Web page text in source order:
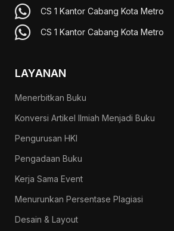
CS 1 Kantor Cabang Kota Metro
CS 1 Kantor Cabang Kota Metro
LAYANAN
Menerbitkan Buku
Konversi Artikel Ilmiah Menjadi Buku
Pengurusan HKI
Pengadaan Buku
Kerja Sama Event
Menurunkan Persentase Plagiasi
Desain & Layout